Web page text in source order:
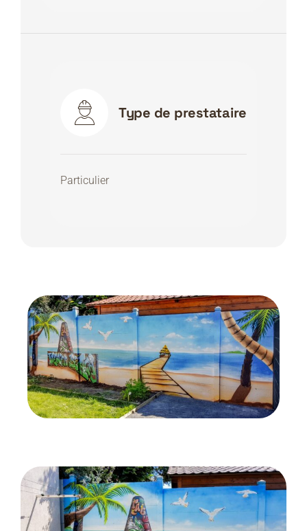
Type de prestataire
Particulier